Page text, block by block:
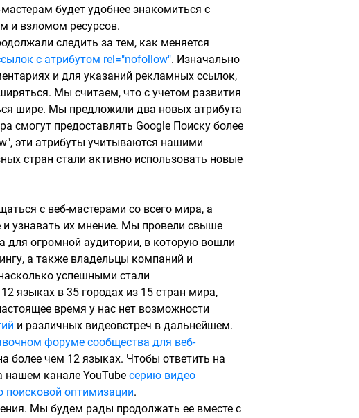
будет удобнее знакомиться с
и взломом ресурсов.
следить за тем, как меняется
с атрибутом rel="nofollow". Изначально
и для указаний рекламных ссылок,
Мы считаем, что с учетом развития
шире. Мы предложили два новых атрибута
смогут предоставлять Google Поиску более
эти атрибуты учитываются нашими
стран стали активно использовать новые
с веб-мастерами со всего мира, а
узнавать их мнение. Мы провели свыше
для огромной аудитории, в которую вошли
а также владельцы компаний и
успешными стали
языках в 35 городах из 15 стран мира,
время у нас нет возможности
и различных видеовстреч в дальнейшем.
форуме сообщества для веб-
более чем 12 языках. Чтобы ответить на
нашем канале YouTube серию видео
оптимизации.
Мы будем рады продолжать ее вместе с